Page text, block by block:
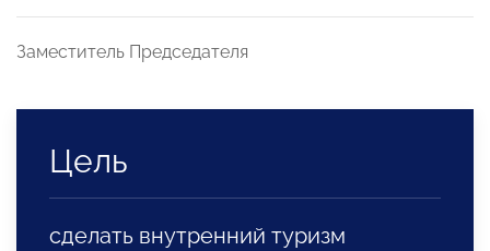
Заместитель Председателя
Цель
сделать внутренний туризм